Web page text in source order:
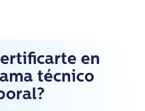
en
técnico